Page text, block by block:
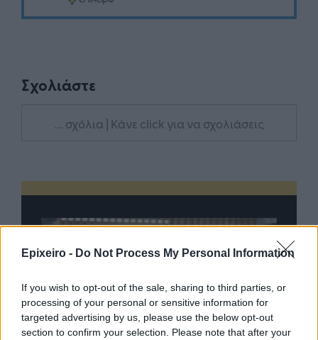
Epixeiro - Do Not Process My Personal Information
If you wish to opt-out of the sale, sharing to third parties, or
processing of your personal or sensitive information for
targeted advertising by us, please use the below opt-out
section to confirm your selection. Please note that after your
Σχολιάστε
... σχόλια | Κάνε click για να σχολιάσεις